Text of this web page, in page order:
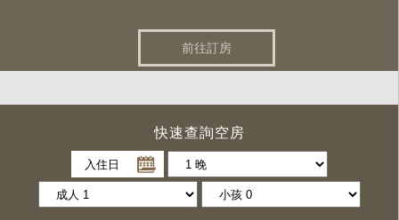
前往訂房
快速查詢空房
入住日